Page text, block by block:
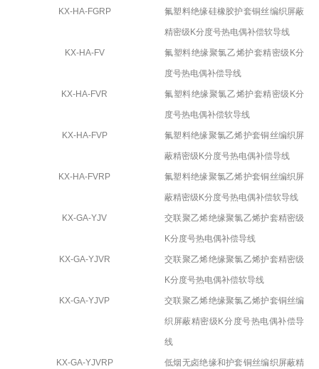
KX-HA-FGRP 氟塑料绝缘硅橡胶护套铜丝编织屏蔽
精密级 K分度号热电偶补偿软导线
KX-HA-FV 氟塑料绝缘聚氯乙烯护套精密级 K分
度号热电偶补偿导线
KX-HA-FVR 氟塑料绝缘聚氯乙烯护套精密级 K分
度号热电偶补偿软导线
KX-HA-FVP 氟塑料绝缘聚氯乙烯护套铜丝编织屏
蔽精密级 K分度号热电偶补偿导线
KX-HA-FVRP 氟塑料绝缘聚氯乙烯护套铜丝编织屏
蔽精密级 K分度号热电偶补偿软导线
KX-GA-YJV 交联聚乙烯绝缘聚氯乙烯护套精密级
K分度号热电偶补偿导线
KX-GA-YJVR 交联聚乙烯绝缘聚氯乙烯护套精密级
K分度号热电偶补偿软导线
KX-GA-YJVP 交联聚乙烯绝缘聚氯乙烯护套铜丝编
织屏蔽精密级 K分度号热电偶补偿导
线
KX-GA-YJVRP 低烟无卤绝缘和护套铜丝编织屏蔽精